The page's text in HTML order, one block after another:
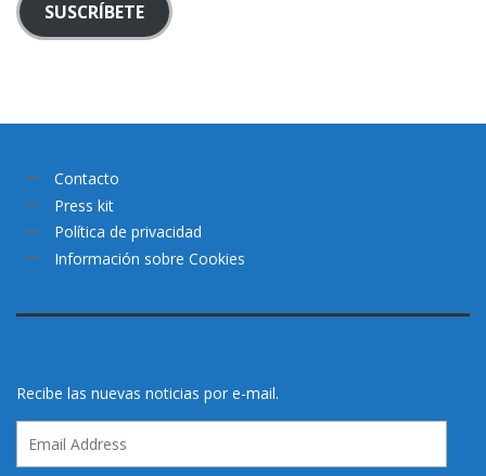
SUSCRÍBETE
Contacto
Press kit
Política de privacidad
Información sobre Cookies
Recibe las nuevas noticias por e-mail.
Address